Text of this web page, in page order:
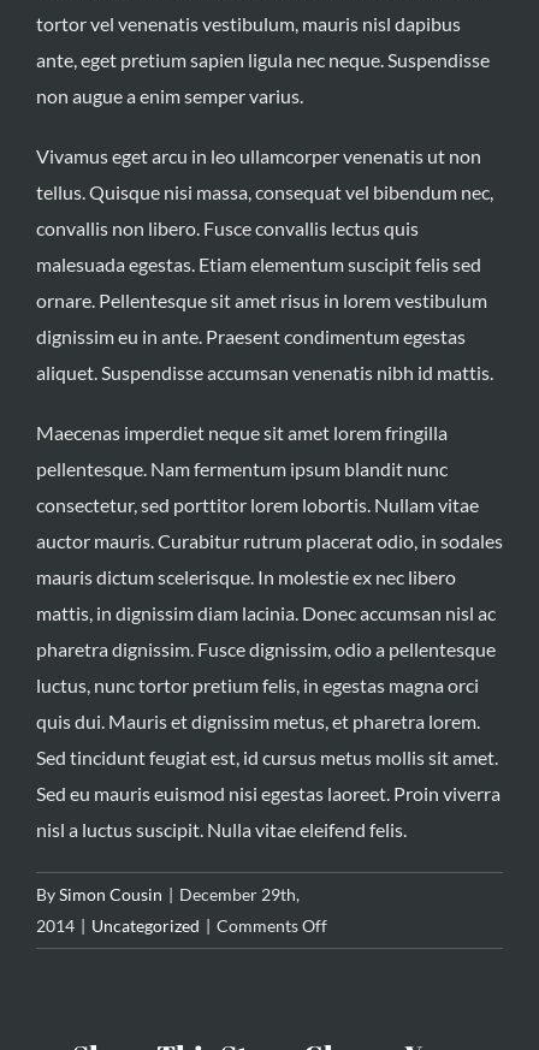
tortor vel venenatis vestibulum, mauris nisl dapibus
ante, eget pretium sapien ligula nec neque. Suspendisse
non augue a enim semper varius.
Vivamus eget arcu in leo ullamcorper venenatis ut non
tellus. Quisque nisi massa, consequat vel bibendum nec,
convallis non libero. Fusce convallis lectus quis
malesuada egestas. Etiam elementum suscipit felis sed
ornare. Pellentesque sit amet risus in lorem vestibulum
dignissim eu in ante. Praesent condimentum egestas
aliquet. Suspendisse accumsan venenatis nibh id mattis.
Maecenas imperdiet neque sit amet lorem fringilla
pellentesque. Nam fermentum ipsum blandit nunc
consectetur, sed porttitor lorem lobortis. Nullam vitae
auctor mauris. Curabitur rutrum placerat odio, in sodales
mauris dictum scelerisque. In molestie ex nec libero
mattis, in dignissim diam lacinia. Donec accumsan nisl ac
pharetra dignissim. Fusce dignissim, odio a pellentesque
luctus, nunc tortor pretium felis, in egestas magna orci
quis dui. Mauris et dignissim metus, et pharetra lorem.
Sed tincidunt feugiat est, id cursus metus mollis sit amet.
Sed eu mauris euismod nisi egestas laoreet. Proin viverra
nisl a luctus suscipit. Nulla vitae eleifend felis.
BySimon Cousin | December 29th,
2014 | Uncategorized | Comments Offon
Maecenas